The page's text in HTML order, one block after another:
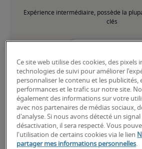
Expérience intermédiaire, possède la
clés
Expérience reconnue, possède toutes
Ce site web utilise des cookies, des pixels
technologies de suivi pour améliorer
personnaliser le contenu et les publicités,
performances et le trafic sur notre site.
également des informations sur votre
avec nos partenaires de médias sociaux,
d'analyse. Si nous avons détecté un
désactivation, il sera respecté. Vous
l'utilisation de certains cookies via le lien
partager mes informations personnelles.